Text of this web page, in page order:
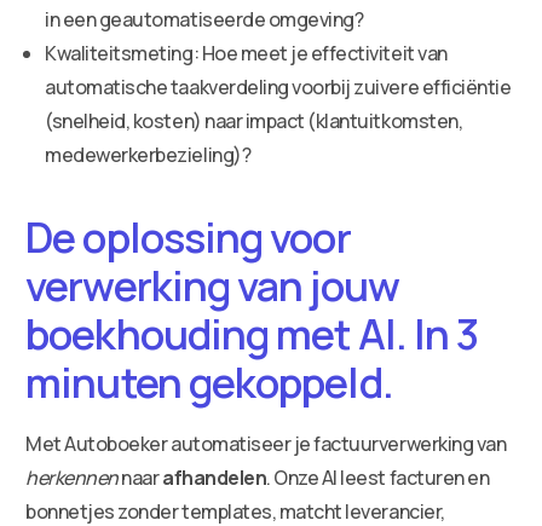
in een geautomatiseerde omgeving?
Kwaliteitsmeting: Hoe meet je effectiviteit van
automatische taakverdeling voorbij zuivere efficiëntie
(snelheid, kosten) naar impact (klantuitkomsten,
medewerkerbezieling)?
De oplossing voor
verwerking van jouw
boekhouding met AI. In 3
minuten gekoppeld.
Met Autoboeker automatiseer je factuurverwerking van
herkennennaarafhandelen. Onze AI leest facturen en
bonnetjes zonder templates, matcht leverancier,